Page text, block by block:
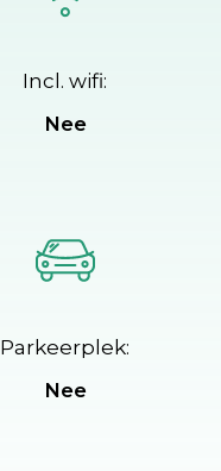
Incl. wifi:
Nee
Parkeerplek:
Nee